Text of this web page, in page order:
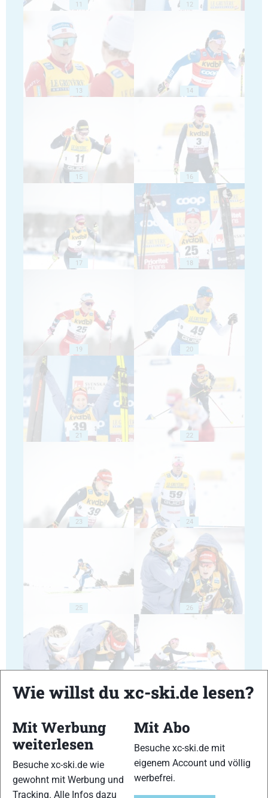
11 12
13 14
15 16
17 18
19 20
21 22
23 24
25 26
27 28
29
Wie willst du xc-ski.de lesen?
Mit Werbung
weiterlesen
Besuche xc-ski.de wie
gewohnt mit Werbung und
Tracking. Alle Infos dazu
Mit Abo
Besuche xc-ski.de mit
eigenem Account und völlig
werbefrei.